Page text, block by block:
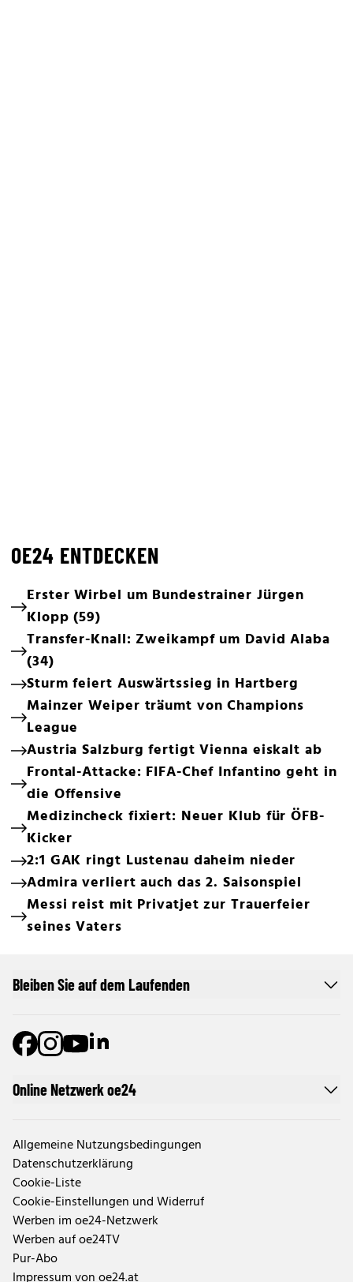
OE24 ENTDECKEN
Erster Wirbel um Bundestrainer Jürgen
Klopp (59)
Transfer-Knall: Zweikampf um David Alaba
(34)
Sturm feiert Auswärtssieg in Hartberg
Mainzer Weiper träumt von Champions
League
Austria Salzburg fertigt Vienna eiskalt ab
Frontal-Attacke: FIFA-Chef Infantino geht in
die Offensive
Medizincheck fixiert: Neuer Klub für ÖFB-
Kicker
2:1 GAK ringt Lustenau daheim nieder
Admira verliert auch das 2. Saisonspiel
Messi reist mit Privatjet zur Trauerfeier
seines Vaters
Online Netzwerk oe24
Allgemeine Nutzungsbedingungen
Datenschutzerklärung
Cookie-Liste
Cookie-Einstellungen und Widerruf
Werben im oe24-Netzwerk
Werben auf oe24TV
Pur-Abo
Bleiben Sie auf dem Laufenden